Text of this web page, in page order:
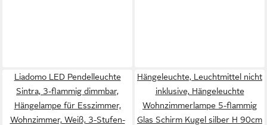
Liadomo LED Pendelleuchte
Sintra, 3-flammig dimmbar,
Hängelampe für Esszimmer,
Wohnzimmer, Weiß, 3-Stufen-
Hängeleuchte, Leuchtmittel nicht
inklusive, Hängeleuchte
Wohnzimmerlampe 5-flammig
Glas Schirm Kugel silber H 90cm